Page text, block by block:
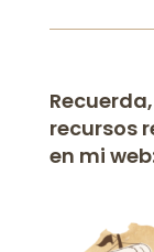
recursos
en mi